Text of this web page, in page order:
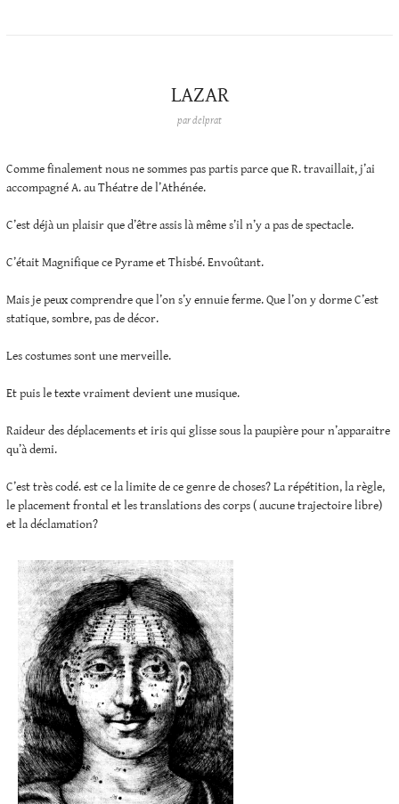
LAZAR
pardelprat
Comme finalement nous ne sommes pas partis parce que R. travaillait, j’ai
accompagné A. au Théatre de l’Athénée.
C’est déjà un plaisir que d’être assis là même s’il n’y a pas de spectacle.
C’était Magnifique ce Pyrame et Thisbé. Envoûtant.
Mais je peux comprendre que l’on s’y ennuie ferme. Que l’on y dorme C’est
statique, sombre, pas de décor.
Les costumes sont une merveille.
Et puis le texte vraiment devient une musique.
Raideur des déplacements et iris qui glisse sous la paupière pour n’apparaitre
qu’à demi.
C’est très codé. est ce la limite de ce genre de choses? La répétition, la règle,
le placement frontal et les translations des corps ( aucune trajectoire libre)
et la déclamation?